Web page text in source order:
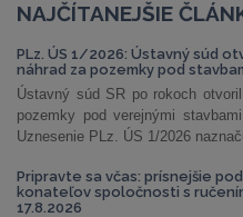
NAJČÍTANEJŠIE
PLz. ÚS 1/2026: Ústavný súd
náhrad za pozemky pod
Ústavný súd SR po rokoch
pozemky pod verejnými
Uznesenie PLz. ÚS 1/2026
Pripravte sa včas: prísnejšie
konateľov spoločnosti s
17.8.2026